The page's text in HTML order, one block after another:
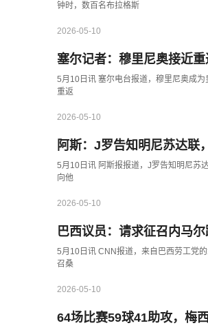
钟时，数百名布拉格斯
2026-05-10
塞尔记者：穆里尼奥接近
5月10日讯 塞尔电台报道，穆里尼奥成
重返
2026-05-10
阿斯：J罗告知明尼苏达联
5月10日讯 阿斯报报道，J罗告知明尼苏
向他
2026-05-10
巴西议员：请求征召内马
5月10日讯 CNN报道，来自巴西劳工党的众议员赫利奥·洛佩斯向巴西足协发送了一份文件，要求征
召桑
2026-05-10
64场比赛59球41助攻，梅